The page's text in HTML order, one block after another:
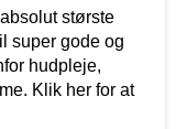
største
super gode og
hudpleje,
Klik her for at